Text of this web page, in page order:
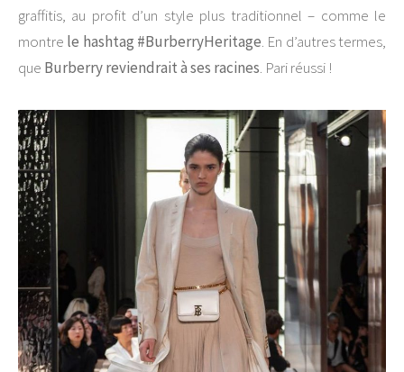
graffitis, au profit d’un style plus traditionnel – comme le
montre le hashtag #BurberryHeritage. En d’autres termes,
que Burberry reviendrait à ses racines. Pari réussi !